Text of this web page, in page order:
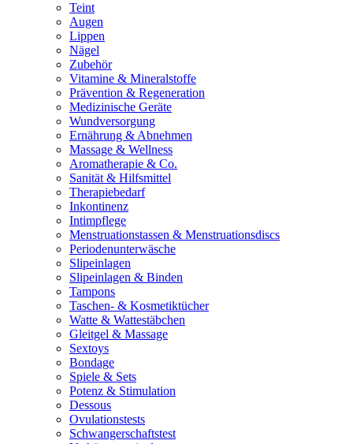
Teint
Augen
Lippen
Nägel
Zubehör
Vitamine & Mineralstoffe
Prävention & Regeneration
Medizinische Geräte
Wundversorgung
Ernährung & Abnehmen
Massage & Wellness
Aromatherapie & Co.
Sanität & Hilfsmittel
Therapiebedarf
Inkontinenz
Intimpflege
Menstruationstassen & Menstruationsdiscs
Periodenunterwäsche
Slipeinlagen
Slipeinlagen & Binden
Tampons
Taschen- & Kosmetiktücher
Watte & Wattestäbchen
Gleitgel & Massage
Sextoys
Bondage
Spiele & Sets
Potenz & Stimulation
Dessous
Ovulationstests
Schwangerschaftstest